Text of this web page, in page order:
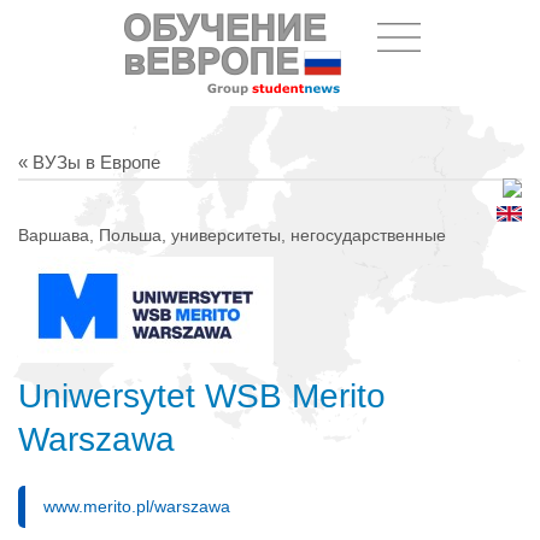
« ВУЗы в Европе
Варшава, Польша, университеты, негосударственные
Uniwersytet WSB Merito
Warszawa
www.merito.pl/warszawa